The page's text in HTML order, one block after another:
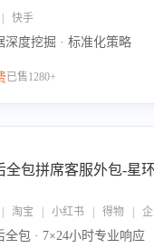
快手
深度挖掘 · 标准化策略
已售1280+
全包拼席客服外包-星
淘宝 | 小红书 | 得物 | 企
全包 · 7×24小时专业响应